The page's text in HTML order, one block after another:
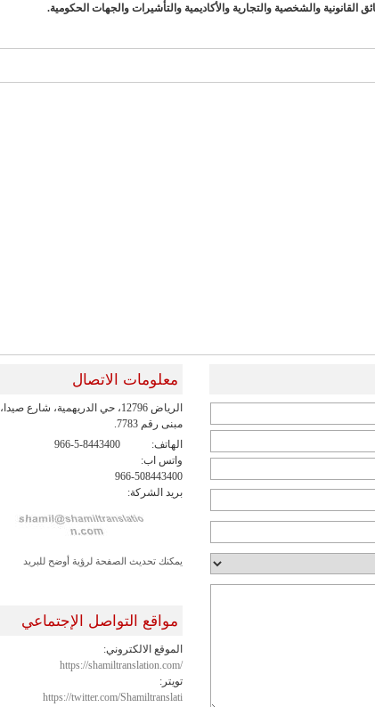
القانونية والشخصية والتجارية والأكاديمية والتأشيرات والجهات الحكومية.
معلومات الاتصال
الرياض 12796، حي الدريهمية، شارع صيدا،
مبنى رقم 7783.
الهاتف:
966-5-8443400
واتس اب:
966-508443400
بريد الشركة:
يمكنك تحديث الصفحة لرؤية أوضح للبريد
مواقع التواصل الإجتماعي
الموقع الالكتروني:
https://shamiltranslation.com/
تويتر:
https://twitter.com/Shamiltranslati